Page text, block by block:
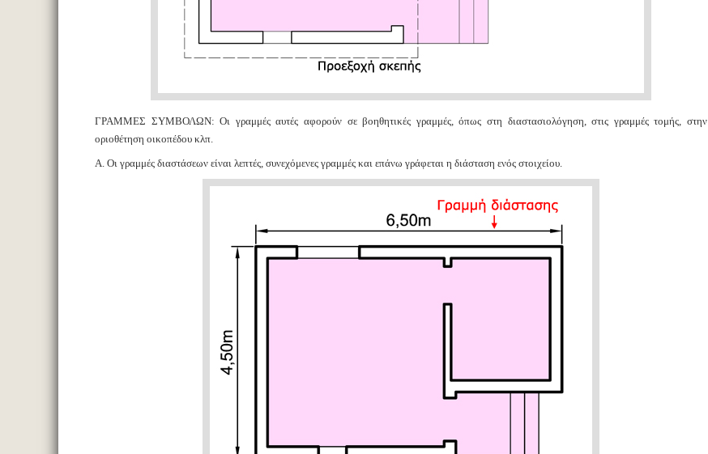
ΓΡΑΜΜΕΣ ΣΥΜΒΟΛΩΝ: Οι γραμμές αυτές αφορούν σε βοηθητικές γραμμές, όπως στη διαστασιολόγηση, στις γραμμές τομής, στην
οριοθέτηση οικοπέδου κλπ.
A. Οι γραμμές διαστάσεων είναι λεπτές, συνεχόμενες γραμμές και επάνω γράφεται η διάσταση ενός στοιχείου.